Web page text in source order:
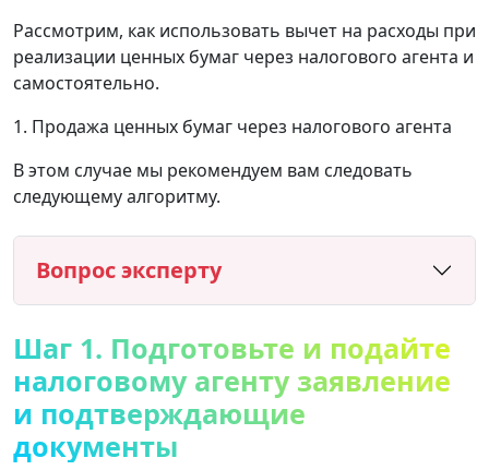
Рассмотрим, как использовать вычет на расходы при
реализации ценных бумаг через налогового агента и
самостоятельно.
1. Продажа ценных бумаг через налогового агента
В этом случае мы рекомендуем вам следовать
следующему алгоритму.
Вопрос эксперту
Шаг 1. Подготовьте и подайте
налоговому агенту заявление
и подтверждающие
документы